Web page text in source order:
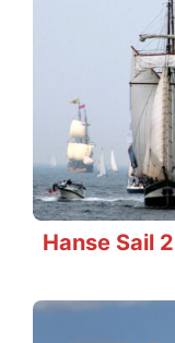
Hanse Sail